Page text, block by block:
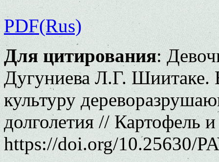
PDF(Rus)
Для цитирования:
Дугуниева Л.Г.
культуру
долголетия //
https://doi.org/10.25630/